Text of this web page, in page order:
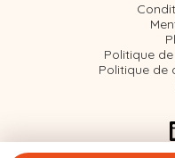
Politique
Politique de